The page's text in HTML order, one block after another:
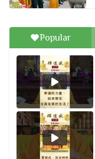
Popular